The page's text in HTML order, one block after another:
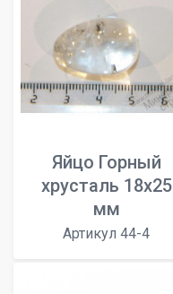
Яйцо Горный
хрусталь 18х25
мм
Артикул 44-4